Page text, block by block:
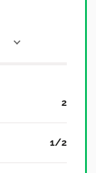
2
1/2